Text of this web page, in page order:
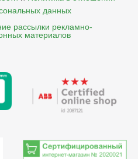
данных
рассылки рекламно-
материалов